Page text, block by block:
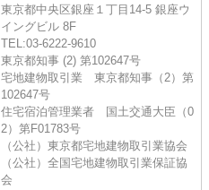
東京都中央区銀座１丁目14-5 銀座ウ
イングビル 8F
TEL:03-6222-9610
東京都知事 (2) 第102647号
宅地建物取引業 東京都知事（2）第
102647号
住宅宿泊管理業者 国土交通大臣（0
2）第F01783号
（公社）東京都宅地建物取引業協会
（公社）全国宅地建物取引業保証協
会